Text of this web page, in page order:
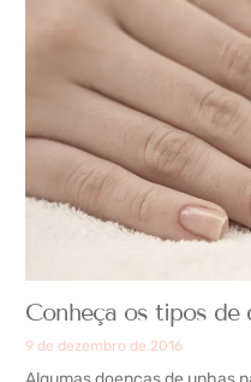
Conheça os tipos de
9 de dezembro de 2016